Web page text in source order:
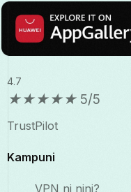
4.7
★★★★★ 5/5
TrustPilot
Kampuni
VPN ni nini?